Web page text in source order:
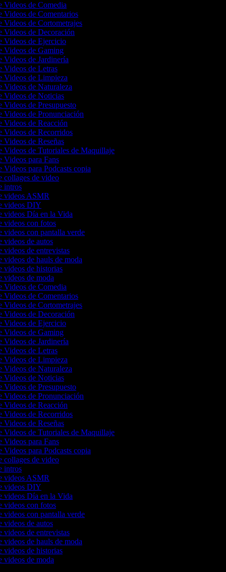
Videos de Comedia
Videos de Comentarios
Videos de Cortometrajes
Videos de Decoración
Videos de Ejercicio
Videos de Gaming
Videos de Jardinería
Videos de Letras
Videos de Limpieza
Videos de Naturaleza
Videos de Noticias
Videos de Presupuesto
Videos de Pronunciación
Videos de Reacción
Videos de Recorridos
Videos de Reseñas
Videos de Tutoriales de Maquillaje
Videos para Fans
Videos para Podcasts copia
collages de video
intros
videos ASMR
videos DIY
videos Día en la Vida
videos con fotos
videos con pantalla verde
videos de autos
videos de entrevistas
videos de hauls de moda
videos de historias
videos de moda
Videos de Comedia
Videos de Comentarios
Videos de Cortometrajes
Videos de Decoración
Videos de Ejercicio
Videos de Gaming
Videos de Jardinería
Videos de Letras
Videos de Limpieza
Videos de Naturaleza
Videos de Noticias
Videos de Presupuesto
Videos de Pronunciación
Videos de Reacción
Videos de Recorridos
Videos de Reseñas
Videos de Tutoriales de Maquillaje
Videos para Fans
Videos para Podcasts copia
collages de video
intros
videos ASMR
videos DIY
videos Día en la Vida
videos con fotos
videos con pantalla verde
videos de autos
videos de entrevistas
videos de hauls de moda
videos de historias
videos de moda